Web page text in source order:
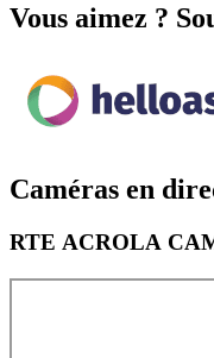
Vous aimez ?
Caméras en
RTE ACROLA